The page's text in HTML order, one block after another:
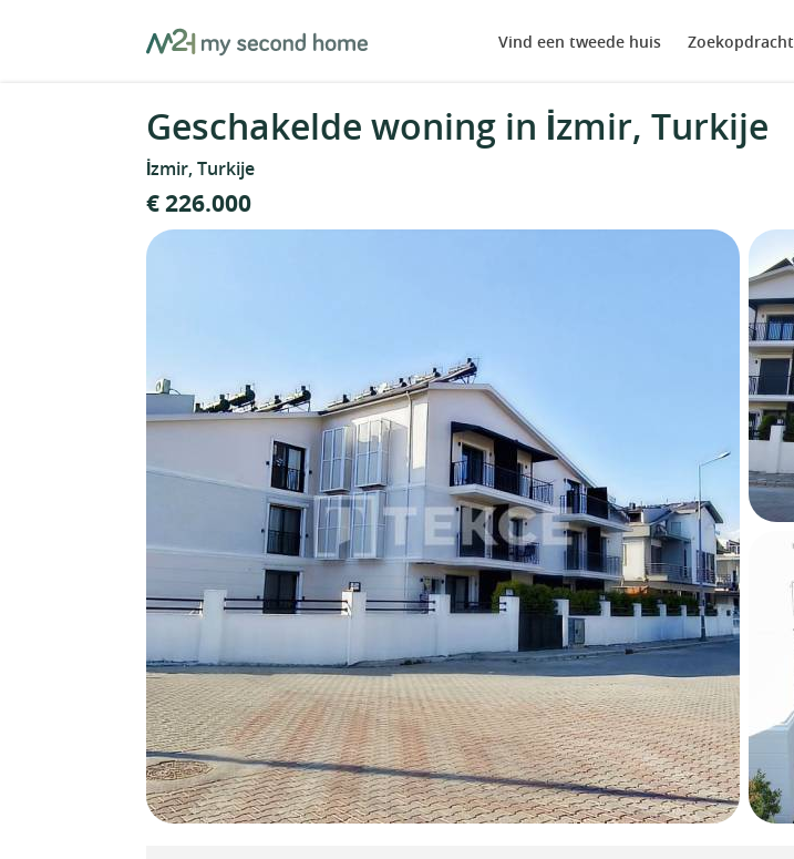
MySecondHome Vind een tweede huis Zoekopdracht
Geschakelde woning in İzmir, Turkije
İzmir, Turkije
€ 226.000